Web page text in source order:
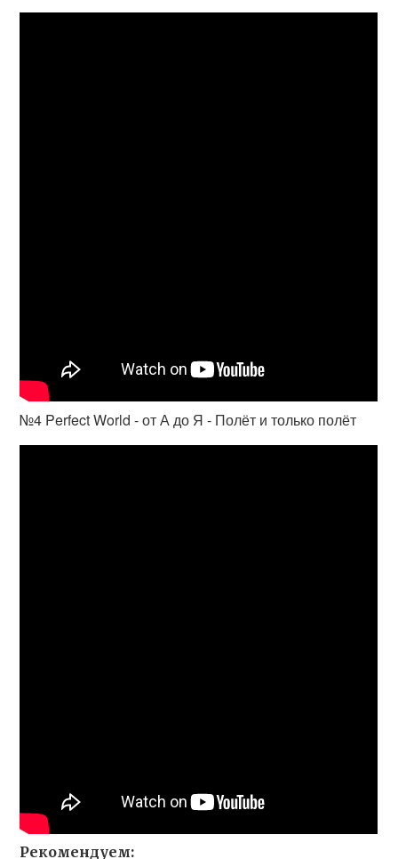
№4 Perfect World - от А до Я - Полёт и только полёт
Рекомендуем: